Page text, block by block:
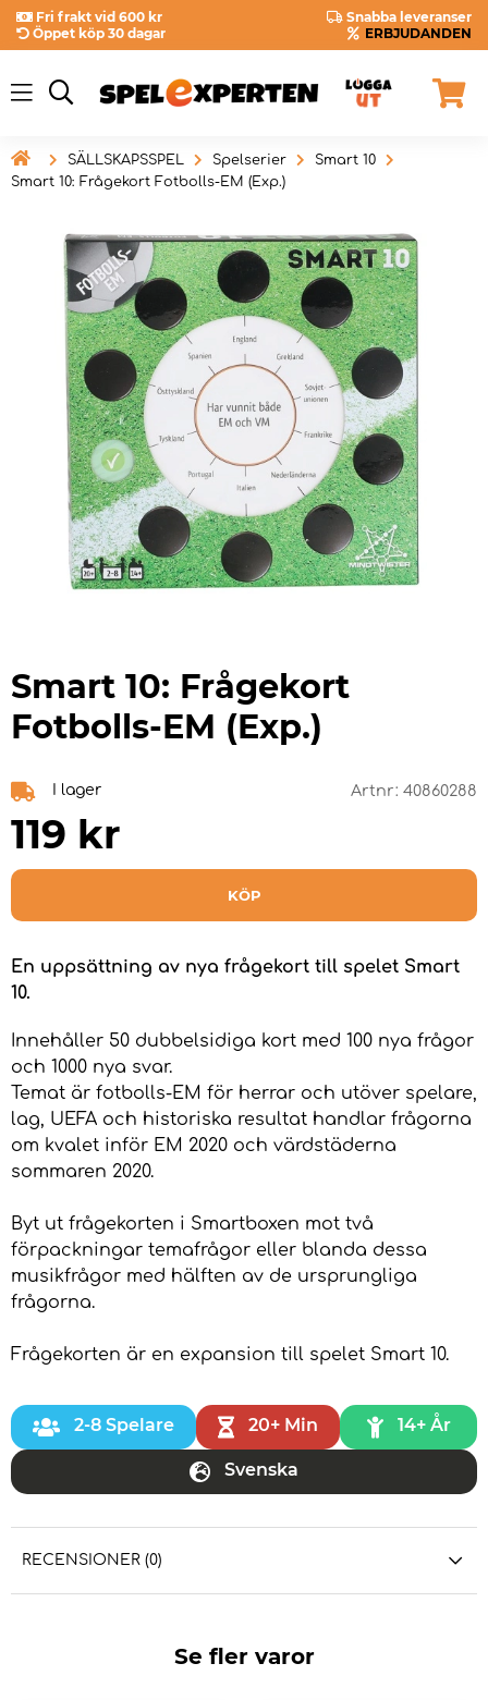
Fri frakt vid 600 kr
Snabba leveranser
Öppet köp 30 dagar
ERBJUDANDEN
 SÄLLSKAPSSPEL Spelserier
Smart 10
Smart 10: Frågekort Fotbolls-EM (Exp.)
Smart 10: Frågekort
Fotbolls-EM (Exp.)
I lager Artnr: 40860288
119 kr
KÖP
En uppsättning av nya frågekort till spelet Smart
10.
Innehåller 50 dubbelsidiga kort med 100 nya frågor
och 1000 nya svar.
Temat är fotbolls-EM för herrar och utöver spelare,
lag, UEFA och historiska resultat handlar frågorna
om kvalet inför EM 2020 och värdstäderna
sommaren 2020.
Byt ut frågekorten i Smartboxen mot två
förpackningar temafrågor eller blanda dessa
musikfrågor med hälften av de ursprungliga
frågorna.
Frågekorten är en expansion till spelet Smart 10.
2-8 Spelare 20+ Min 14+ År
Svenska
RECENSIONER (0)
Se fler varor